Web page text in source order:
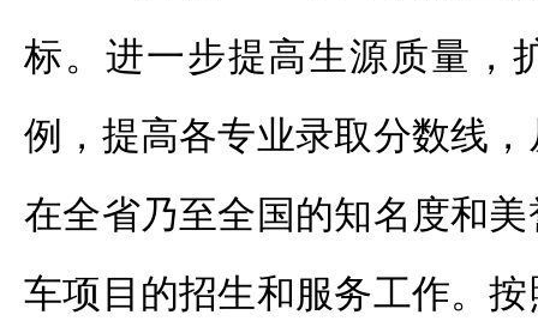
标。进一步提高生源质量，
例，提高各专业录取分数线
在全省乃至全国的知名度和
车项目的招生和服务工作。